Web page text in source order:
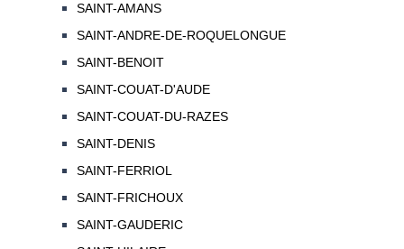
SAINT-AMANS
SAINT-ANDRE-DE-ROQUELONGUE
SAINT-BENOIT
SAINT-COUAT-D'AUDE
SAINT-COUAT-DU-RAZES
SAINT-DENIS
SAINT-FERRIOL
SAINT-FRICHOUX
SAINT-GAUDERIC